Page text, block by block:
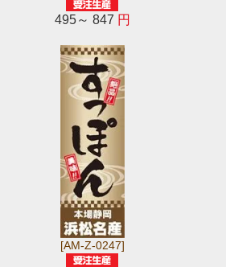
495～ 847 円
[AM-Z-0247]